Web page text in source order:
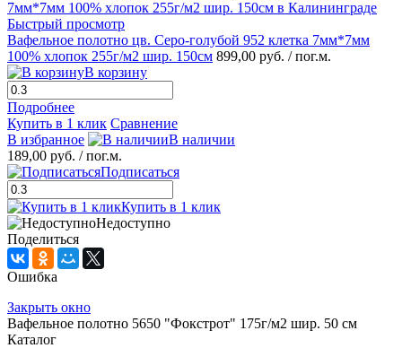
Быстрый просмотр
Вафельное полотно цв. Серо-голубой 952 клетка 7мм*7мм
100% хлопок 255г/м2 шир. 150см 899,00 руб. / пог.м.
В корзину
Подробнее
Купить в 1 клик Сравнение
В избранное
В наличии
189,00 руб. / пог.м.
Подписаться
Купить в 1 клик
Недоступно
Поделиться
Ошибка
Закрыть окно
Вафельное полотно 5650 "Фокстрот" 175г/м2 шир. 50 см
Каталог